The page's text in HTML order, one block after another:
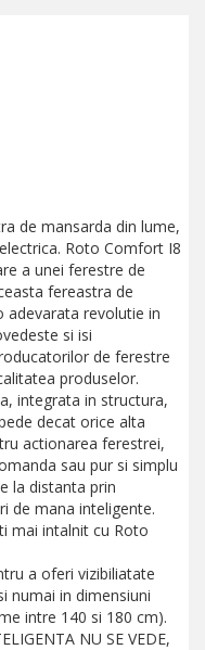
de mansarda din lume,
Roto Comfort I8
a unei ferestre de
fereastra de
adevarata revolutie in
si isi
de ferestre
produselor.
integrata in structura,
decat orice alta
actionarea ferestrei,
sau pur si simplu
la distanta prin
de mana inteligente.
mai intalnit cu Roto
a oferi vizibiliatate
numai in dimensiuni
intre 140 si 180 cm).
NU SE VEDE,